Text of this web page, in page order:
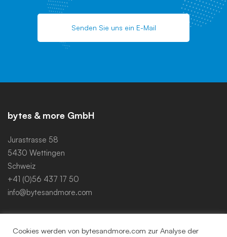
Senden Sie uns ein E-Mail
bytes & more GmbH
Jurastrasse 58
5430 Wettingen
Schweiz
+41 (0)56 437 17 50
info@bytesandmore.com
Links
Cookies werden von bytesandmore.com zur Analyse der